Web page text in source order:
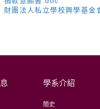
財團法人私立學校興學基
學系介紹
簡史